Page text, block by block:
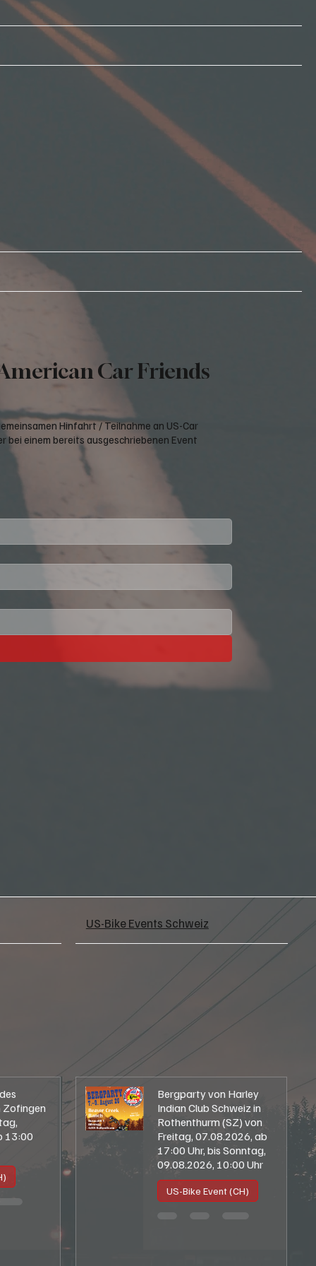
Car Friends
Hinfahrt / Teilnahme an US-Car
bei einem bereits ausgeschriebenen Event
Zofingen
13:00
US-Bike Events Schweiz
+ mehr
+ mehr
Bergparty von Harley
Indian Club Schweiz in
Rothenthurm (SZ) von
Freitag, 07.08.2026, ab
17:00 Uhr, bis Sonntag,
09.08.2026, 10:00 Uhr
US-Bike Event (CH)